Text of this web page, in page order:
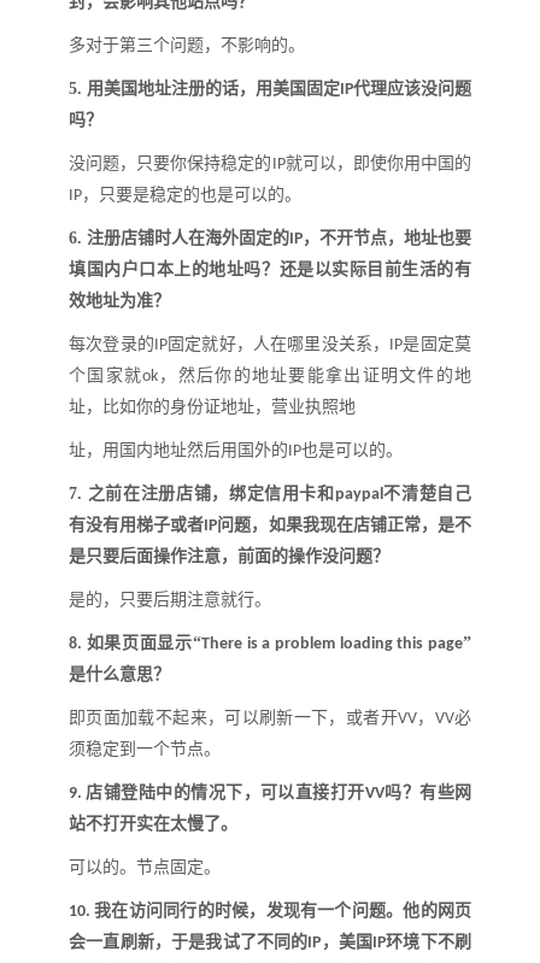
多对于第三个问题，不影响的。
5. 用美国地址注册的话，用美国固定IP代理应该没问题
吗？
没问题，只要你保持稳定的 IP就可以，即使你用中国的
IP，只要是稳定的也是可以的。
6. 注册店铺时人在海外固定的IP，不开节点，地址也要
填国内户口本上的地址吗？ 还是以实际目前生活的有
效地址为准？
每次登录的IP固定就好，人在哪里没关系， IP是固定莫
个国家就ok ，然后你的地址要能拿出证明文件的地
址，比如你的身份证地址，营业执照地
址，用国内地址然后用国外的IP也是可以的。
7. 之前在注册店铺，绑定信用卡和 paypal不清楚自己
有没有用梯子或者IP问题，如果我现在店铺正常，是不
是只要后面操作注意，前面的操作没问题？
是的，只要后期注意就行。
8. 如果页面显示“There is a problem loading this page”
是什么意思？
即页面加载不起来，可以刷新一下，或者开VV， VV必
须稳定到一个节点。
9.店铺登陆中的情况下，可以直接打开VV吗？有些网
站不打开实在太慢了。
可以的。节点固定。
10.我在访问同行的时候，发现有一个问题。他的网页
会一直刷新，于是我试了不同的IP ，美国 IP环境下不刷